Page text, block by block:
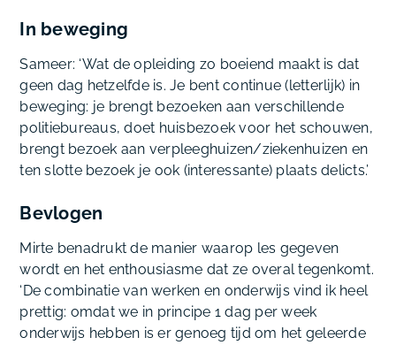
In beweging
Sameer: ‘Wat de opleiding zo boeiend maakt is dat
geen dag hetzelfde is. Je bent continue (letterlijk) in
beweging: je brengt bezoeken aan verschillende
politiebureaus, doet huisbezoek voor het schouwen,
brengt bezoek aan verpleeghuizen/ziekenhuizen en
ten slotte bezoek je ook (interessante) plaats delicts.’
Bevlogen
Mirte benadrukt de manier waarop les gegeven
wordt en het enthousiasme dat ze overal tegenkomt.
‘De combinatie van werken en onderwijs vind ik heel
prettig: omdat we in principe 1 dag per week
onderwijs hebben is er genoeg tijd om het geleerde